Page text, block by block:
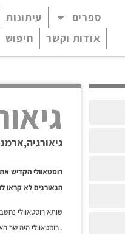
פתח תפריט במצב
ספרים עיתונות
אודות וקשר
חיפוש
רוסטאוולי הקדיש את
הגאורגים לא
שותא רוסטאוולי
. רוסטאוולי היה שר